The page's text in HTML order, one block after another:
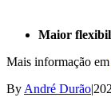
Maior
Mais informação em
ByAndré Durão|